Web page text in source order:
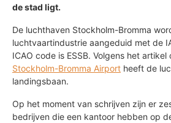
de stad ligt.
De luchthaven Stockholm-Bromma
luchtvaartindustrie aangeduid met de
ICAO code is ESSB. Volgens het
Stockholm-Bromma Airport heeft de
landingsbaan.
Op het moment van schrijven zijn er
bedrijven die een kantoor hebben op